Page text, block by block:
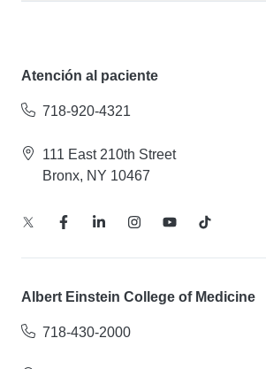
Atención al paciente
718-920-4321
111 East 210th Street
Bronx, NY 10467
Albert Einstein College of Medicine
718-430-2000